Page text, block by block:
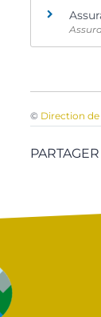
© Direction
PARTAGER